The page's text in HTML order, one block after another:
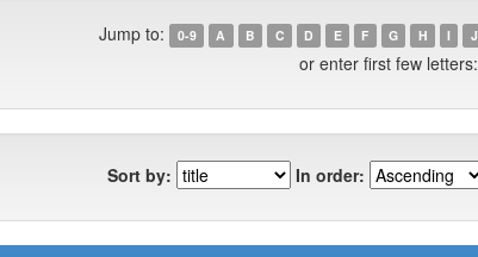
Jump to: 0-9 A B C D E F G H I J
or enter first few letters:
Sort by: In order: